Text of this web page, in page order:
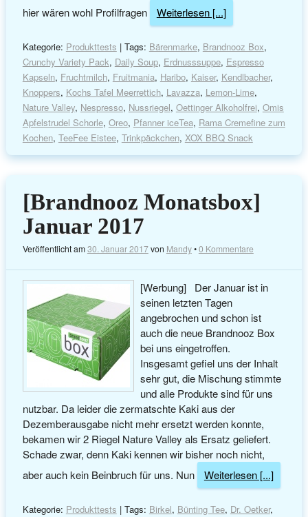
hier wären wohl Profilfragen
Weiterlesen [...]
Kategorie: Produkttests | Tags: Bärenmarke, Brandnooz Box,
Crunchy Variety Pack, Daily Soup, Erdnusssuppe, Espresso
Kapseln, Fruchtmilch, Fruitmania, Haribo, Kaiser, Kendlbacher,
Knoppers, Kochs Tafel Meerrettich, Lavazza, Lemon-Lime,
Nature Valley, Nespresso, Nussriegel, Oettinger Alkoholfrei, Omis
Apfelstrudel Schorle, Oreo, Pfanner iceTea, Rama Cremefine zum
Kochen, TeeFee Eistee, Trinkpäckchen, XOX BBQ Snack
[Brandnooz Monatsbox]
Januar 2017
Veröffentlicht am30. Januar 2017von Mandy•0 Kommentare
[Werbung] Der Januar ist in
seinen letzten Tagen
angebrochen und schon ist
auch die neue Brandnooz Box
bei uns eingetroffen.
Insgesamt gefiel uns der Inhalt
sehr gut, die Mischung stimmte
und alle Produkte sind für uns
nutzbar. Da leider die zermatschte Kaki aus der
Dezemberausgabe nicht mehr ersetzt werden konnte,
bekamen wir 2 Riegel Nature Valley als Ersatz geliefert.
Schade zwar, denn Kaki kennen wir bisher noch nicht,
aber auch kein Beinbruch für uns. Nun
Weiterlesen [...]
Kategorie: Produkttests | Tags: Birkel, Bünting Tee, Dr. Oetker,